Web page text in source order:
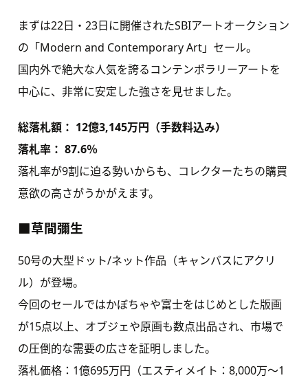
まずは22日・23日に開催されたSBIアートオークション
の「Modern and Contemporary Art」セール。
国内外で絶大な人気を誇るコンテンポラリーアートを
中心に、非常に安定した強さを見せました。
総落札額： 12億3,145万円（手数料込み）
落札率： 87.6％
落札率が9割に迫る勢いからも、コレクターたちの購買
意欲の高さがうかがえます。
■草間彌生
50号の大型ドット/ネット作品（キャンバスにアクリ
ル）が登場。
今回のセールではかぼちゃや富士をはじめとした版画
が15点以上、オブジェや原画も数点出品され、市場で
の圧倒的な需要の広さを証明しました。
落札価格：1億695万円（エスティメイト：8,000万〜1